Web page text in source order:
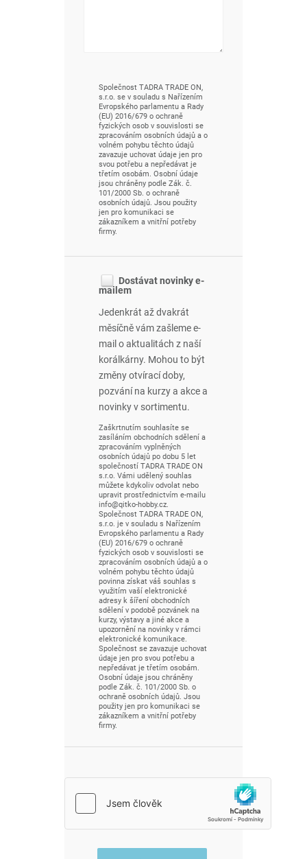
Společnost TADRA TRADE ON,
s.r.o. se v souladu s Nařízením
Evropského parlamentu a Rady
(EU) 2016/679 o ochraně
fyzických osob v souvislosti se
zpracováním osobních údajů a o
volném pohybu těchto údajů
zavazuje uchovat údaje jen pro
svou potřebu a nepředávat je
třetím osobám. Osobní údaje
jsou chráněny podle Zák. č.
101/2000 Sb. o ochraně
osobních údajů. Jsou použity
jen pro komunikaci se
zákazníkem a vnitřní potřeby
firmy.
Dostávat novinky e-
mailem
Jedenkrát až dvakrát
měsíčně vám zašleme e-
mail o aktualitách z naší
korálkárny. Mohou to být
změny otvírací doby,
pozvání na kurzy a akce a
novinky v sortimentu.
Zaškrtnutím souhlasíte se
zasíláním obchodních sdělení a
zpracováním vyplněných
osobních údajů po dobu 5 let
společností TADRA TRADE ON
s.r.o. Vámi udělený souhlas
můžete kdykoliv odvolat nebo
upravit prostřednictvím e-mailu
info@qitko-hobby.cz.
Společnost TADRA TRADE ON,
s.r.o. je v souladu s Nařízením
Evropského parlamentu a Rady
(EU) 2016/679 o ochraně
fyzických osob v souvislosti se
zpracováním osobních údajů a o
volném pohybu těchto údajů
povinna získat váš souhlas s
využitím vaší elektronické
adresy k šíření obchodních
sdělení v podobě pozvánek na
kurzy, výstavy a jiné akce a
upozornění na novinky v rámci
elektronické komunikace.
Společnost se zavazuje uchovat
údaje jen pro svou potřebu a
nepředávat je třetím osobám.
Osobní údaje jsou chráněny
podle Zák. č. 101/2000 Sb. o
ochraně osobních údajů. Jsou
použity jen pro komunikaci se
zákazníkem a vnitřní potřeby
firmy.